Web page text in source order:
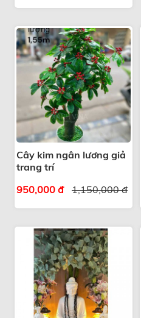
Cây kim ngân lương giả
trang trí
1,150,000 đ
950,000 đ